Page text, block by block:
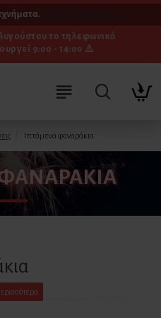
[ Δείτε τη διαδικασία ]
το τηλεφωνικό
9:00 - 14:00 ⚠️
Ιπτάμενα φαναράκια
φαναράκια